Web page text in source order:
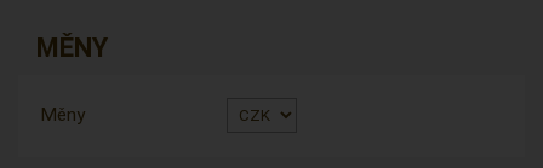
MĚNY
Měny